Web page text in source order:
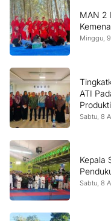
MAN 2
Minggu,
ATI
Sabtu, 8
Kepala
Sabtu, 8